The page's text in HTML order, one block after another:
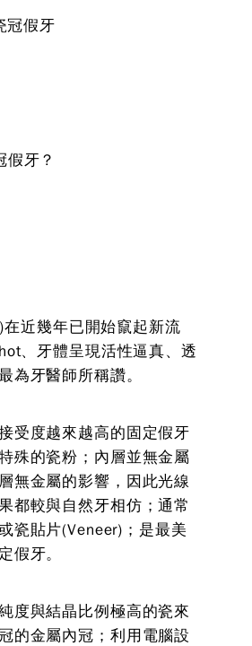
冠假牙
假牙？
在近幾年已開始竄起新流
、牙體呈現活性逼真、透
為牙醫師所稱讚。
受度越來越高的固定假牙
殊的瓷粉；內層並無金屬
無金屬的影響，因此光線
都較與自然牙相仿；通常
瓷貼片(Veneer)；是最美
假牙。
度與結晶比例極高的瓷來
的金屬內冠；利用電腦設